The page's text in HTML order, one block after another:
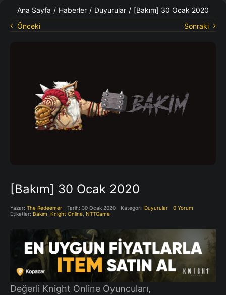
KO Rehberleri
Ana Sayfa / Haberler / Duyurular / [Bakım] 30 Ocak 2020
Önceki
Sonraki
[Bakım] 30 Ocak 2020
Yazar: The Redeemer Tarih: 30 Ocak 2020 Kategori: Duyurular
0 Yorum
Etiketler: Bakım Knight Online NTTGame
Değerli Knight Online Oyuncuları,